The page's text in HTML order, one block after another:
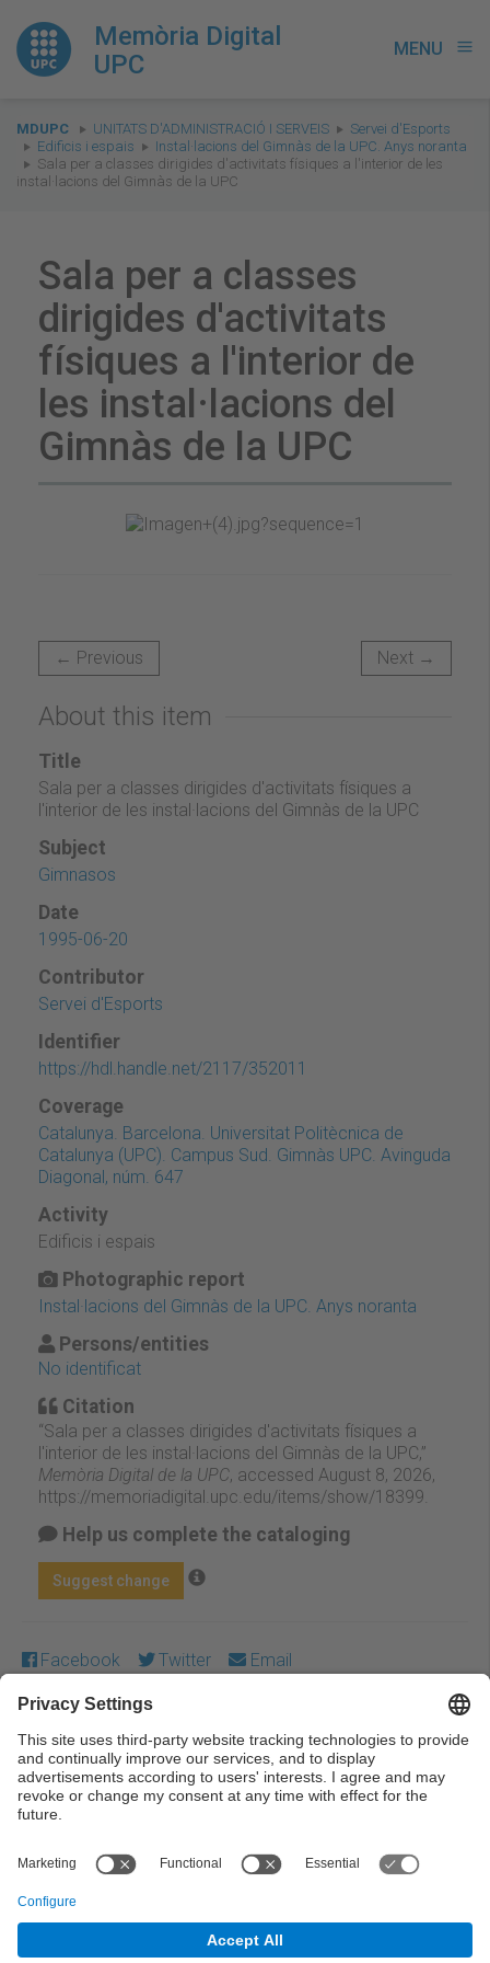
Memòria Digital
UPC
MENU menu
You
are
here:
MDUPC UNITATS D'ADMINISTRACIÓ I SERVEIS
Servei d'Esports
Edificis i espais
Instal·lacions del Gimnàs de la UPC. Anys noranta
Sala per a classes dirigides d'activitats físiques a l'interior de les
instal·lacions del Gimnàs de la UPC
Sala per a classes
dirigides d'activitats
físiques a l'interior de
les instal·lacions del
Gimnàs de la UPC
← Previous Next →
About this item
Title
Sala per a classes dirigides d'activitats físiques a
l'interior de les instal·lacions del Gimnàs de la UPC
Subject
Gimnasos
Date
1995-06-20
Contributor
Servei d'Esports
Identifier
https://hdl.handle.net/2117/352011
Coverage
Catalunya. Barcelona. Universitat Politècnica de
Catalunya (UPC). Campus Sud. Gimnàs UPC. Avinguda
Diagonal, núm. 647
Activity
Edificis i espais
Photographic report
Instal·lacions del Gimnàs de la UPC. Anys noranta
Persons/entities
No identificat
Citation
“Sala per a classes dirigides d'activitats físiques a
l'interior de les instal·lacions del Gimnàs de la UPC,”
Memòria Digital de la UPC, accessed August 8, 2026,
https://memoriadigital.upc.edu/items/show/18399
Help us complete the cataloging
Suggest change
Facebook Twitter Email
Except where otherwise noted, content on this work is
licensed under a Creative Commons license:Attribution-
NonCommercial-NoDerivs 3.0 Spain